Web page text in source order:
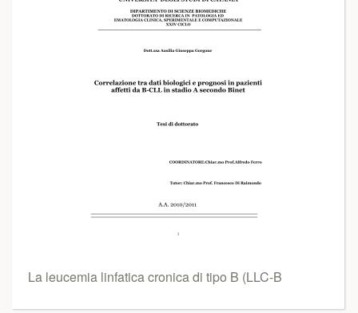
La leucemia linfatica cronica di tipo B (LLC-B